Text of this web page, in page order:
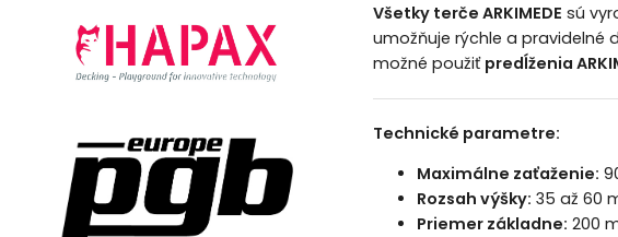
Všetky terče ARKIMEDE sú
umožňuje rýchle a pravidelné
možné použiť predĺženia
Technické parametre:
Maximálne zaťaženie:
Rozsah výšky: 35 až 60
Priemer základne: 200